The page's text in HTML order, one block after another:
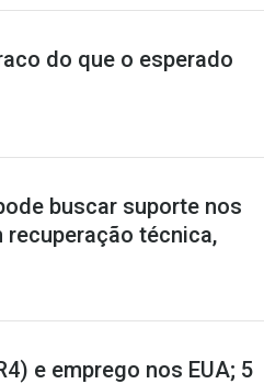
do que o esperado
buscar suporte nos
recuperação técnica,
e emprego nos EUA; 5